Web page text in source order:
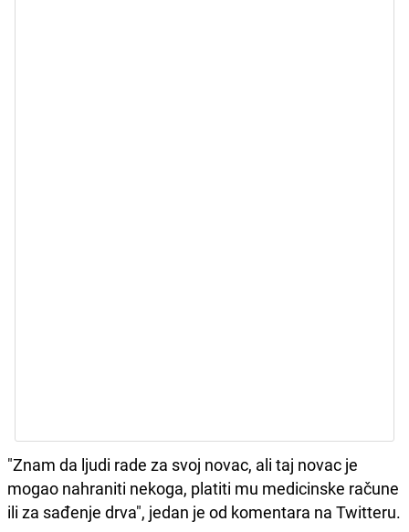
"Znam da ljudi rade za svoj novac, ali taj novac je
mogao nahraniti nekoga, platiti mu medicinske račune
ili za sađenje drva", jedan je od komentara na Twitteru.